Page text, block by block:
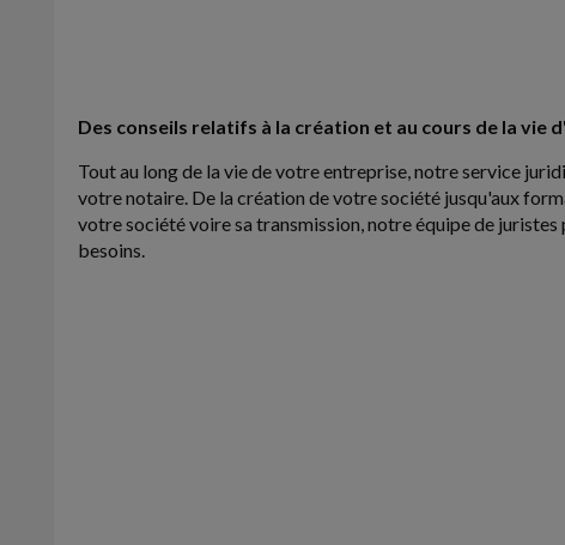
Des conseils relatifs à la création et au cours de la
Tout au long de la vie de votre entreprise, notre service
votre notaire. De la création de votre société jusqu'aux
votre société voire sa transmission, notre équipe de
besoins.